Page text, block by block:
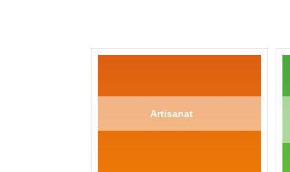
Artisanat